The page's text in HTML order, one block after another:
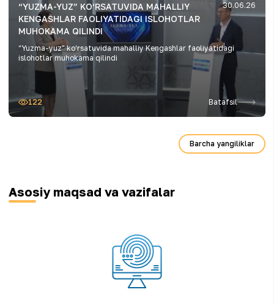
“YUZMA-YUZ” KO‘RSATUVIDA MAHALLIY
KENGASHLAR FAOLIYATIDAGI ISLOHOTLAR
MUHOKAMA QILINDI
30.06.26
“Yuzma-yuz” ko‘rsatuvida mahalliy Kengashlar faoliyatidagi
islohotlar muhokama qilindi
122 Batafsil
Barcha yangiliklar
Asosiy maqsad va vazifalar